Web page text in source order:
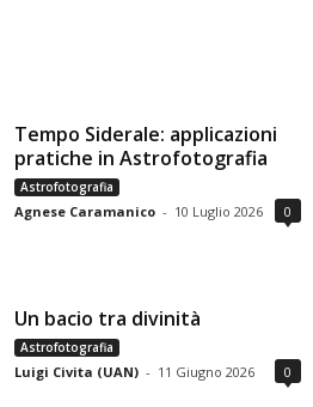
Tempo Siderale: applicazioni
pratiche in Astrofotografia
Astrofotografia
Agnese Caramanico - 10 Luglio 2026 0
Un bacio tra divinità
Astrofotografia
Luigi Civita (UAN) - 11 Giugno 2026 0